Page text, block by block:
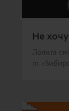
Не
Лолита
от